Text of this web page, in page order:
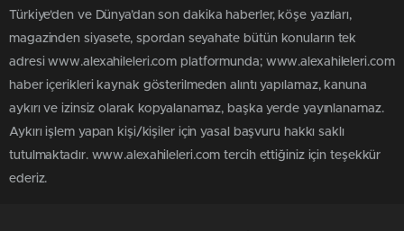
Türkiye'den ve Dünya’dan son dakika haberler, köşe yazıları,
magazinden siyasete, spordan seyahate bütün konuların tek
adresi www.alexahileleri.com platformunda; www.alexahileleri.com
haber içerikleri kaynak gösterilmeden alıntı yapılamaz, kanuna
aykırı ve izinsiz olarak kopyalanamaz, başka yerde yayınlanamaz.
Aykırı işlem yapan kişi/kişiler için yasal başvuru hakkı saklı
tutulmaktadır. www.alexahileleri.com tercih ettiğiniz için teşekkür
ederiz.